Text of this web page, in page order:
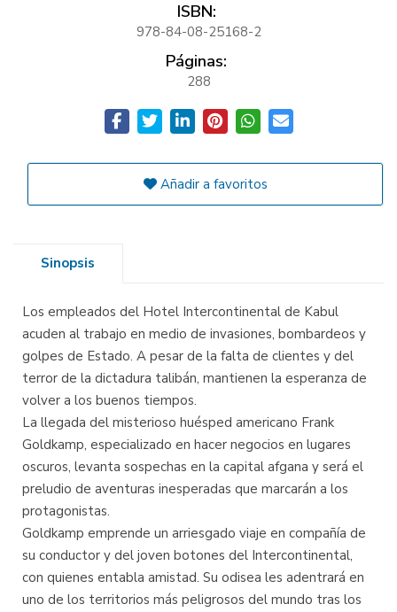
ISBN:
978-84-08-25168-2
Páginas:
288
Añadir a favoritos
Sinopsis
Los empleados del Hotel Intercontinental de Kabul
acuden al trabajo en medio de invasiones, bombardeos y
golpes de Estado. A pesar de la falta de clientes y del
terror de la dictadura talibán, mantienen la esperanza de
volver a los buenos tiempos.
La llegada del misterioso huésped americano Frank
Goldkamp, especializado en hacer negocios en lugares
oscuros, levanta sospechas en la capital afgana y será el
preludio de aventuras inesperadas que marcarán a los
protagonistas.
Goldkamp emprende un arriesgado viaje en compañía de
su conductor y del joven botones del Intercontinental,
con quienes entabla amistad. Su odisea les adentrará en
uno de los territorios más peligrosos del mundo tras los